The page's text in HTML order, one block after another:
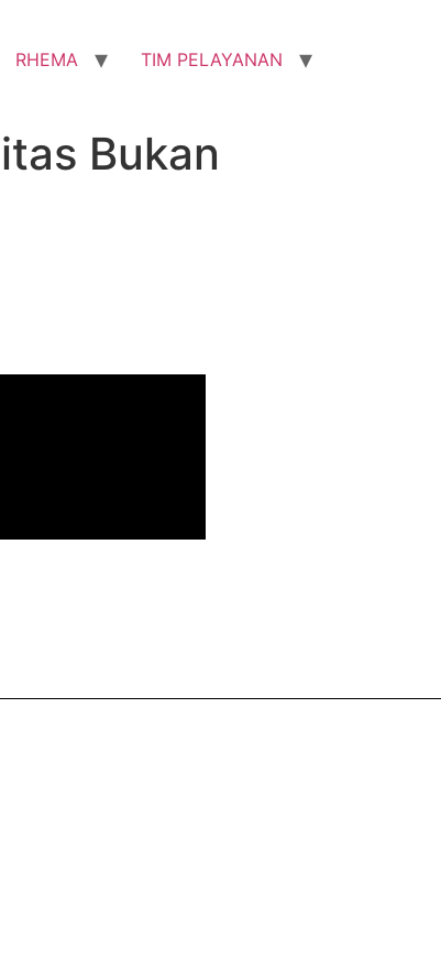
RHEMA TIM PELAYANAN
Bukan